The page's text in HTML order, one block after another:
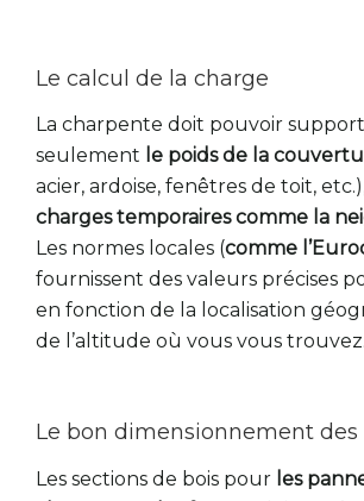
Le calcul de la charge
La charpente doit pouvoir
seulement le poids de la
acier, ardoise, fenêtres de toit,
charges temporaires comme la
Les normes locales (comme
fournissent des valeurs précises
en fonction de la localisation
de l’altitude où vous vous trouvez.
Le bon dimensionnement
Les sections de bois pour les